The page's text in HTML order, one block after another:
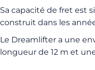
Sa capacité de fret est
construit dans les
Le Dreamlifter a une
longueur de 12 m et